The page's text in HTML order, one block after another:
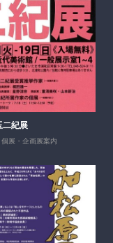
二紀展
個展・企画展案内